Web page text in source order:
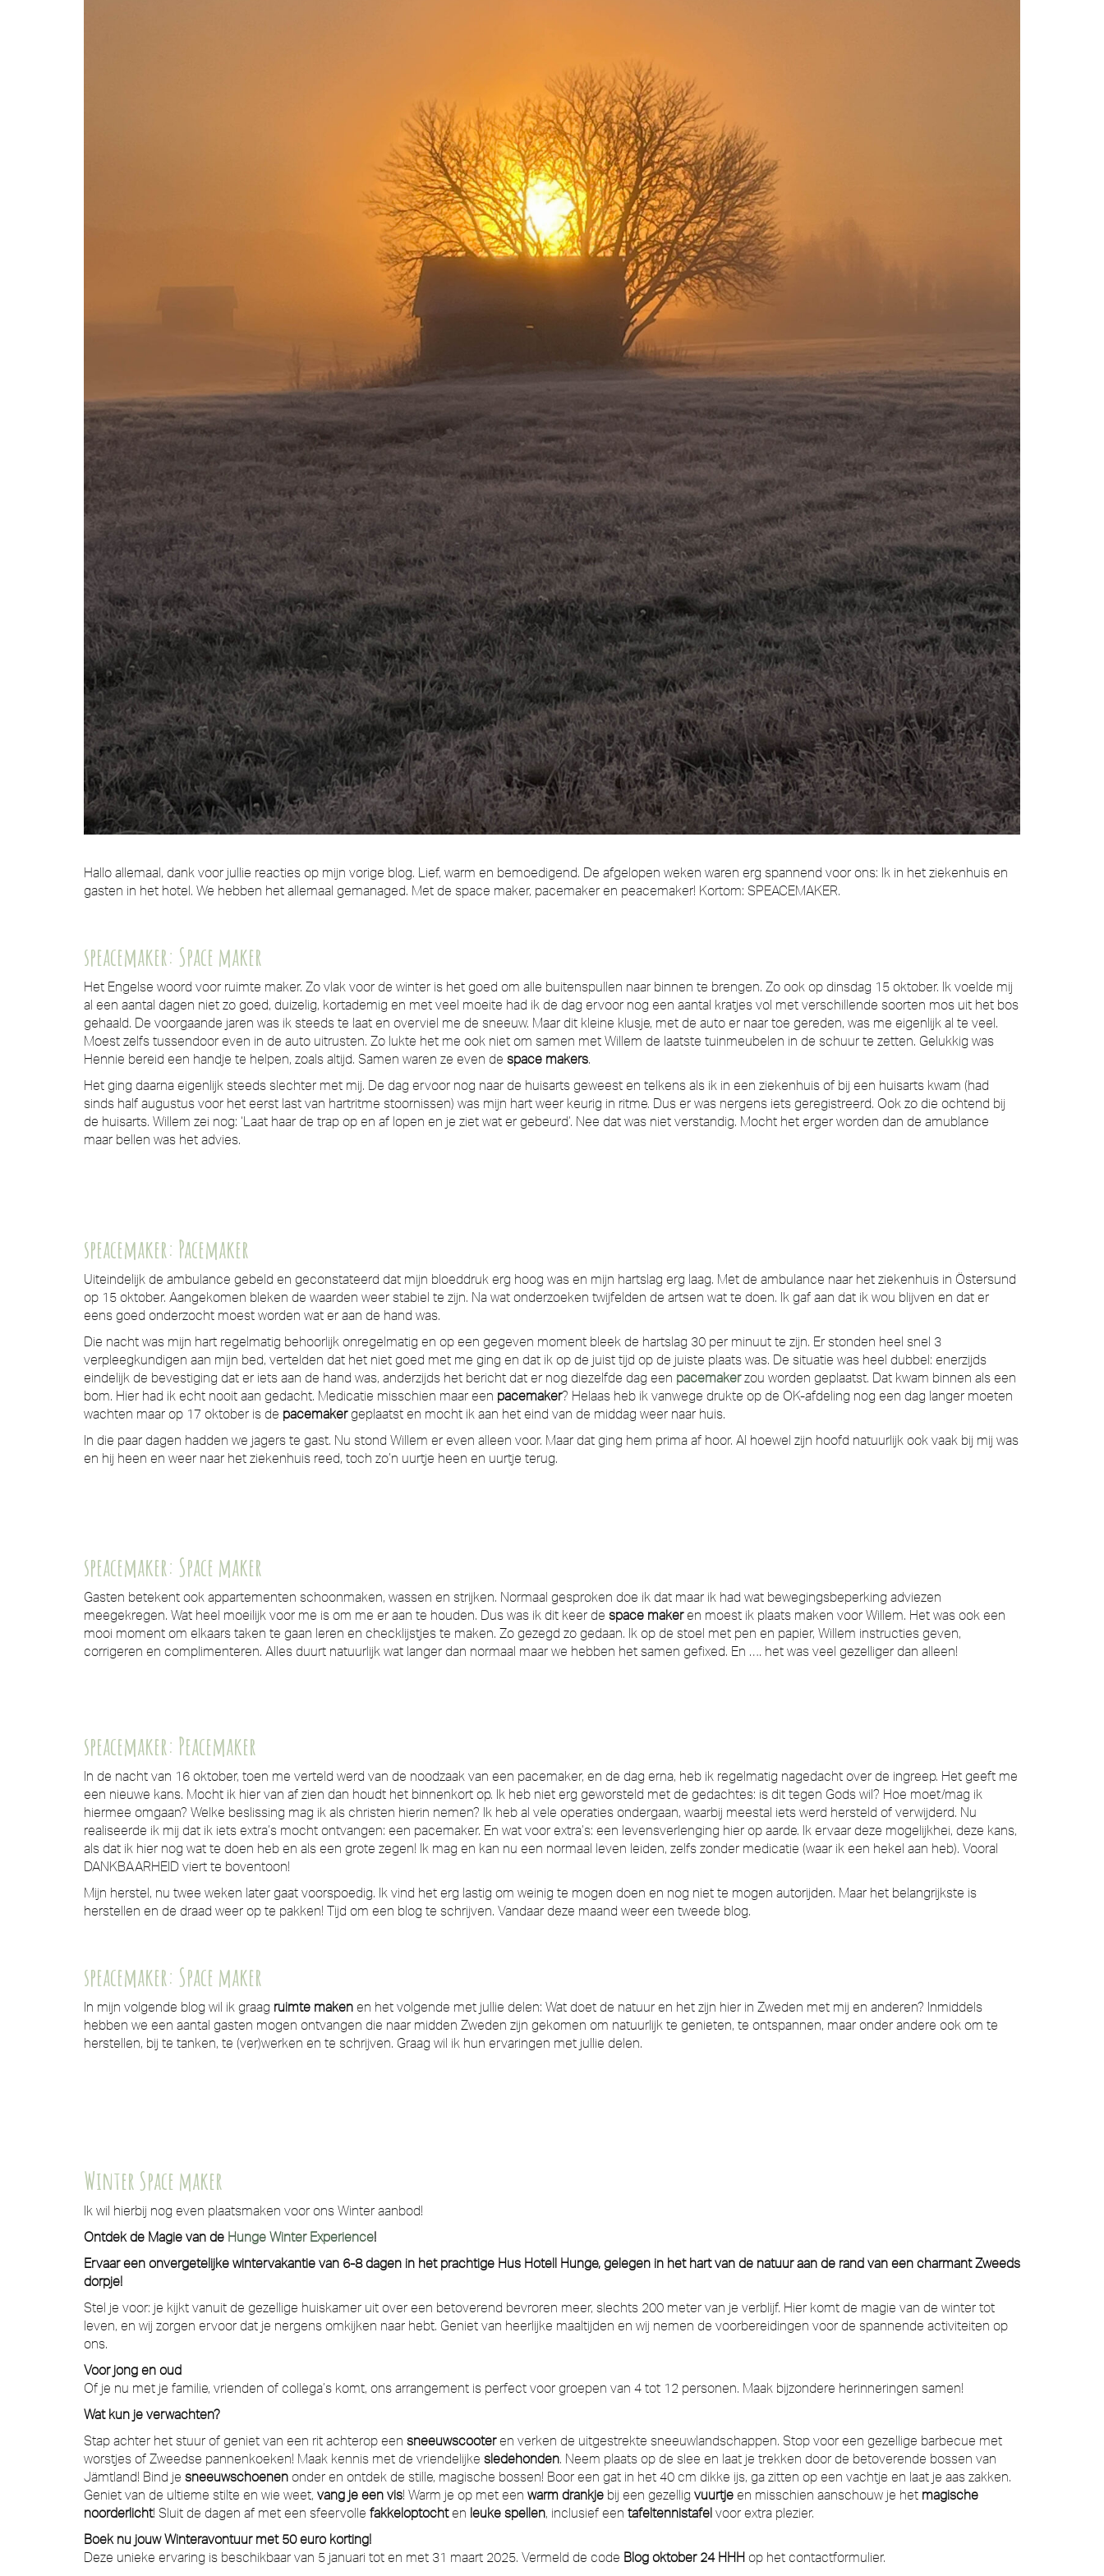
Hallo allemaal, dank voor jullie reacties op mijn vorige blog. Lief, warm en bemoedigend. De afgelopen weken waren erg spannend voor ons: Ik in het ziekenhuis en
gasten in het hotel. We hebben het allemaal gemanaged. Met de space maker, pacemaker en peacemaker! Kortom: SPEACEMAKER.
speacemaker: Space maker
Het Engelse woord voor ruimte maker. Zo vlak voor de winter is het goed om alle buitenspullen naar binnen te brengen. Zo ook op dinsdag 15 oktober. Ik voelde mij
al een aantal dagen niet zo goed, duizelig, kortademig en met veel moeite had ik de dag ervoor nog een aantal kratjes vol met verschillende soorten mos uit het bos
gehaald. De voorgaande jaren was ik steeds te laat en overviel me de sneeuw. Maar dit kleine klusje, met de auto er naar toe gereden, was me eigenlijk al te veel.
Moest zelfs tussendoor even in de auto uitrusten. Zo lukte het me ook niet om samen met Willem de laatste tuinmeubelen in de schuur te zetten. Gelukkig was
Hennie bereid een handje te helpen, zoals altijd. Samen waren ze even de space makers.
Het ging daarna eigenlijk steeds slechter met mij. De dag ervoor nog naar de huisarts geweest en telkens als ik in een ziekenhuis of bij een huisarts kwam (had
sinds half augustus voor het eerst last van hartritme stoornissen) was mijn hart weer keurig in ritme. Dus er was nergens iets geregistreerd. Ook zo die ochtend bij
de huisarts. Willem zei nog: ‘Laat haar de trap op en af lopen en je ziet wat er gebeurd’. Nee dat was niet verstandig. Mocht het erger worden dan de amublance
maar bellen was het advies.
speacemaker: Pacemaker
Uiteindelijk de ambulance gebeld en geconstateerd dat mijn bloeddruk erg hoog was en mijn hartslag erg laag. Met de ambulance naar het ziekenhuis in Östersund
op 15 oktober. Aangekomen bleken de waarden weer stabiel te zijn. Na wat onderzoeken twijfelden de artsen wat te doen. Ik gaf aan dat ik wou blijven en dat er
eens goed onderzocht moest worden wat er aan de hand was.
Die nacht was mijn hart regelmatig behoorlijk onregelmatig en op een gegeven moment bleek de hartslag 30 per minuut te zijn. Er stonden heel snel 3
verpleegkundigen aan mijn bed, vertelden dat het niet goed met me ging en dat ik op de juist tijd op de juiste plaats was. De situatie was heel dubbel: enerzijds
eindelijk de bevestiging dat er iets aan de hand was, anderzijds het bericht dat er nog diezelfde dag een pacemaker zou worden geplaatst. Dat kwam binnen als een
bom. Hier had ik echt nooit aan gedacht. Medicatie misschien maar een pacemaker? Helaas heb ik vanwege drukte op de OK-afdeling nog een dag langer moeten
wachten maar op 17 oktober is de pacemakergeplaatst en mocht ik aan het eind van de middag weer naar huis.
In die paar dagen hadden we jagers te gast. Nu stond Willem er even alleen voor. Maar dat ging hem prima af hoor. Al hoewel zijn hoofd natuurlijk ook vaak bij mij was
en hij heen en weer naar het ziekenhuis reed, toch zo’n uurtje heen en uurtje terug.
speacemaker: Space maker
Gasten betekent ook appartementen schoonmaken, wassen en strijken. Normaal gesproken doe ik dat maar ik had wat bewegingsbeperking adviezen
meegekregen. Wat heel moeilijk voor me is om me er aan te houden. Dus was ik dit keer de space makeren moest ik plaats maken voor Willem. Het was ook een
mooi moment om elkaars taken te gaan leren en checklijstjes te maken. Zo gezegd zo gedaan. Ik op de stoel met pen en papier, Willem instructies geven,
corrigeren en complimenteren. Alles duurt natuurlijk wat langer dan normaal maar we hebben het samen gefixed. En …. het was veel gezelliger dan alleen!
speacemaker: Peacemaker
In de nacht van 16 oktober, toen me verteld werd van de noodzaak van een pacemaker, en de dag erna, heb ik regelmatig nagedacht over de ingreep. Het geeft me
een nieuwe kans. Mocht ik hier van af zien dan houdt het binnenkort op. Ik heb niet erg geworsteld met de gedachtes: is dit tegen Gods wil? Hoe moet/mag ik
hiermee omgaan? Welke beslissing mag ik als christen hierin nemen? Ik heb al vele operaties ondergaan, waarbij meestal iets werd hersteld of verwijderd. Nu
realiseerde ik mij dat ik iets extra’s mocht ontvangen: een pacemaker. En wat voor extra’s: een levensverlenging hier op aarde. Ik ervaar deze mogelijkhei, deze kans,
als dat ik hier nog wat te doen heb en als een grote zegen! Ik mag en kan nu een normaal leven leiden, zelfs zonder medicatie (waar ik een hekel aan heb). Vooral
DANKBAARHEID viert te boventoon!
Mijn herstel, nu twee weken later gaat voorspoedig. Ik vind het erg lastig om weinig te mogen doen en nog niet te mogen autorijden. Maar het belangrijkste is
herstellen en de draad weer op te pakken! Tijd om een blog te schrijven. Vandaar deze maand weer een tweede blog.
speacemaker: Space maker
In mijn volgende blog wil ik graag ruimte maken en het volgende met jullie delen: Wat doet de natuur en het zijn hier in Zweden met mij en anderen? Inmiddels
hebben we een aantal gasten mogen ontvangen die naar midden Zweden zijn gekomen om natuurlijk te genieten, te ontspannen, maar onder andere ook om te
herstellen, bij te tanken, te (ver)werken en te schrijven. Graag wil ik hun ervaringen met jullie delen.
Winter Space maker
Ik wil hierbij nog even plaatsmaken voor ons Winter aanbod!
Ontdek de Magie van de Hunge Winter Experience!
Ervaar een onvergetelijke wintervakantie van 6-8 dagen in het prachtige Hus Hotell Hunge, gelegen in het hart van de natuur aan de rand van een charmant Zweeds
dorpje!
Stel je voor: je kijkt vanuit de gezellige huiskamer uit over een betoverend bevroren meer, slechts 200 meter van je verblijf. Hier komt de magie van de winter tot
leven, en wij zorgen ervoor dat je nergens omkijken naar hebt. Geniet van heerlijke maaltijden en wij nemen de voorbereidingen voor de spannende activiteiten op
ons.
Voor jong en oud
Of je nu met je familie, vrienden of collega’s komt, ons arrangement is perfect voor groepen van 4 tot 12 personen. Maak bijzondere herinneringen samen!
Wat kun je verwachten?
Stap achter het stuur of geniet van een rit achterop een sneeuwscooteren verken de uitgestrekte sneeuwlandschappen. Stop voor een gezellige barbecue met
worstjes of Zweedse pannenkoeken! Maak kennis met de vriendelijke sledehonden. Neem plaats op de slee en laat je trekken door de betoverende bossen van
Jämtland! Bind je sneeuwschoenen onder en ontdek de stille, magische bossen! Boor een gat in het 40 cm dikke ijs, ga zitten op een vachtje en laat je aas zakken.
Geniet van de ultieme stilte en wie weet, vang je een vis! Warm je op met een warm drankje bij een gezellig vuurtje en misschien aanschouw je het magische
noorderlicht! Sluit de dagen af met een sfeervolle fakkeloptochten leuke spellen, inclusief een tafeltennistafel voor extra plezier.
Boek nu jouw Winteravontuur met 50 euro korting!
Deze unieke ervaring is beschikbaar van 5 januari tot en met 31 maart 2025. Vermeld de code Blog oktober 24 HHH op het contactformulier.